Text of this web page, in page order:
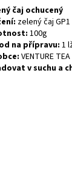
čaj ochucený
zelený čaj
100g
na přípravu: 1
VENTURE
v suchu a